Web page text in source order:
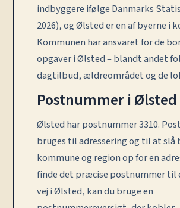
indbyggere ifølge Danmarks
2026), og Ølsted er en af byerne i
Kommunen har ansvaret for de
opgaver i Ølsted – blandt andet
dagtilbud, ældreområdet og de
Postnummer i Ølsted
Ølsted har postnummer 3310.
bruges til adressering og til at slå
kommune og region op for en
finde det præcise postnummer til
vej i Ølsted, kan du bruge en